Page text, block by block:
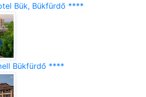
Bük, Bükfürdő ****
Bükfürdő ****